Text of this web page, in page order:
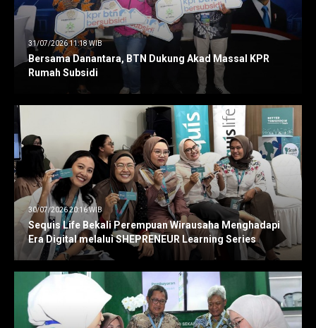
31/07/2026 11:18 WIB
Bersama Danantara, BTN Dukung Akad Massal KPR
Rumah Subsidi
30/07/2026 20:16 WIB
Sequis Life Bekali Perempuan Wirausaha Menghadapi
Era Digital melalui SHEPRENEUR Learning Series